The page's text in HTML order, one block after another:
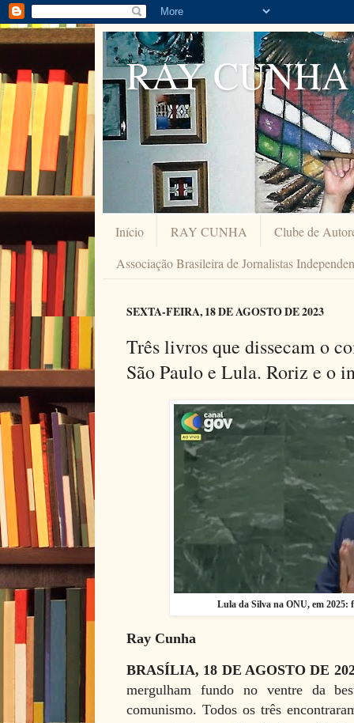
RAY CUNHA
Início RAY CUNHA
Clube de
Associação Brasileira de Jornalistas
SEXTA-FEIRA, 18 DE AGOSTO DE 2023
Três livros que dissecam o
São Paulo e Lula. Roriz e o
Lula da Silva na ONU, em 2025:
Ray Cunha
BRASÍLIA, 18 DE AGOSTO DE
mergulham fundo no ventre da
comunismo. Todos os três